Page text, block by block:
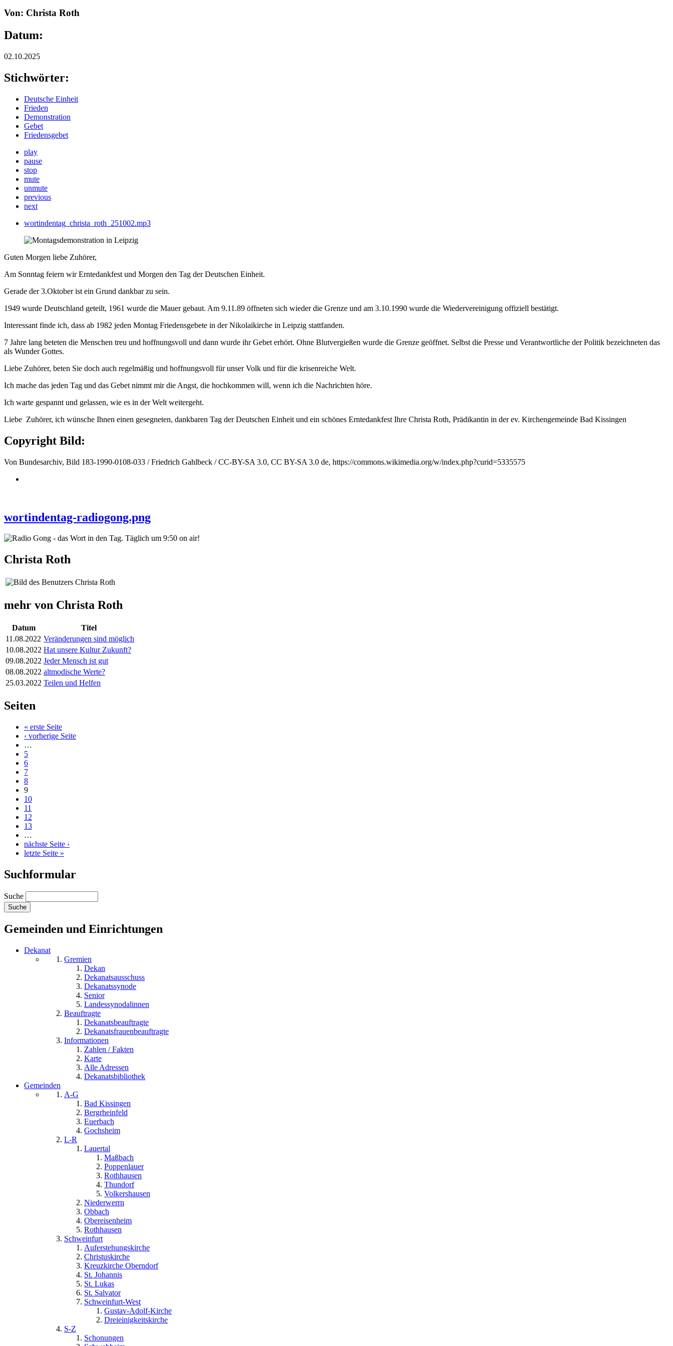
Von: Christa Roth
Datum:
02.10.2025
Stichwörter:
Deutsche Einheit
Frieden
Demonstration
Gebet
Friedensgebet
play
pause
stop
mute
unmute
previous
next
wortindentag_christa_roth_251002.mp3
Guten Morgen liebe Zuhörer,
Am Sonntag feiern wir Erntedankfest und Morgen den Tag der Deutschen Einheit.
Gerade der 3.Oktober ist ein Grund dankbar zu sein.
1949 wurde Deutschland geteilt, 1961 wurde die Mauer gebaut. Am 9.11.89 öffneten sich wieder die Grenze und am 3.10.1990 wurde die Wiedervereinigung offiziell bestätigt.
Interessant finde ich, dass ab 1982 jeden Montag Friedensgebete in der Nikolaikirche in Leipzig stattfanden.
7 Jahre lang beteten die Menschen treu und hoffnungsvoll und dann wurde ihr Gebet erhört. Ohne Blutvergießen wurde die Grenze geöffnet. Selbst die Presse und Verantwortliche der Politik bezeichneten das
als Wunder Gottes.
Liebe Zuhörer, beten Sie doch auch regelmäßig und hoffnungsvoll für unser Volk und für die krisenreiche Welt.
Ich mache das jeden Tag und das Gebet nimmt mir die Angst, die hochkommen will, wenn ich die Nachrichten höre.
Ich warte gespannt und gelassen, wie es in der Welt weitergeht.
Liebe Zuhörer, ich wünsche Ihnen einen gesegneten, dankbaren Tag der Deutschen Einheit und ein schönes Erntedankfest Ihre Christa Roth, Prädikantin in der ev. Kirchengemeinde Bad Kissingen
Copyright Bild:
Von Bundesarchiv, Bild 183-1990-0108-033 / Friedrich Gahlbeck / CC-BY-SA 3.0, CC BY-SA 3.0 de, https://commons.wikimedia.org/w/index.php?curid=5335575
wortindentag-radiogong.png
Christa Roth
mehr von Christa Roth
Datum
Titel
11.08.2022 Veränderungen sind möglich
10.08.2022 Hat unsere Kultur Zukunft?
09.08.2022 Jeder Mensch ist gut
08.08.2022 altmodische Werte?
25.03.2022 Teilen und Helfen
Seiten
« erste Seite
‹ vorherige Seite
…
5
6
7
8
9
10
11
12
13
…
nächste Seite ›
letzte Seite »
Suchformular
Suche
Gemeinden und Einrichtungen
Dekanat
Gremien
Dekan
Dekanatsausschuss
Dekanatssynode
Senior
Landessynodalinnen
Beauftragte
Dekanatsbeauftragte
Dekanatsfrauenbeauftragte
Informationen
Zahlen / Fakten
Karte
Alle Adressen
Dekanatsbibliothek
Gemeinden
A-G
Bad Kissingen
Bergrheinfeld
Euerbach
Gochsheim
L-R
Lauertal
Maßbach
Poppenlauer
Rothhausen
Thundorf
Volkershausen
Niederwerrn
Obbach
Obereisenheim
Rothhausen
Schweinfurt
Auferstehungskirche
Christuskirche
Kreuzkirche Oberndorf
St. Johannis
St. Lukas
St. Salvator
Schweinfurt-West
Gustav-Adolf-Kirche
Dreieinigkeitskirche
S-Z
Schonungen